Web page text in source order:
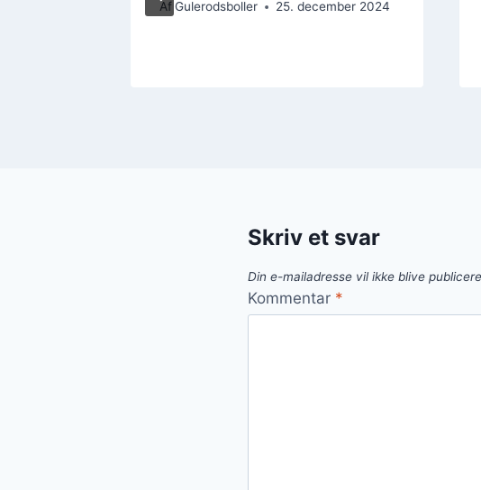
AfGulerodsboller 25. december 2024
Skriv et svar
Din e-mailadresse vil ikke blive
Kommentar *